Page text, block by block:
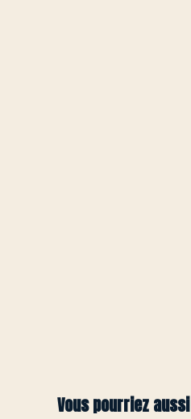
Vous pourriez